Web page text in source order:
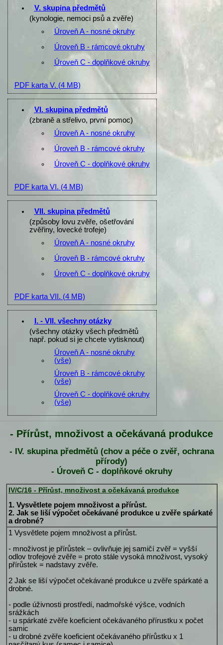
V. skupina předmětů
(kynologie, nemoci psů a zvěře)
Úroveň A - nosné okruhy
Úroveň B - rámcové okruhy
Úroveň C - doplňkové okruhy
PDF karta V. (4 MB)
VI. skupina předmětů
(zbraně a střelivo, první pomoc)
Úroveň A - nosné okruhy
Úroveň B - rámcové okruhy
Úroveň C - doplňkové okruhy
PDF karta VI. (4 MB)
VII. skupina předmětů
(způsoby lovu zvěře, ošetřování
zvěřiny, lovecké trofeje)
Úroveň A - nosné okruhy
Úroveň B - rámcové okruhy
Úroveň C - doplňkové okruhy
PDF karta VII. (4 MB)
I. - VII. všechny otázky
(všechny otázky všech předmětů
např. pokud si je chcete vytisknout)
Úroveň A - nosné okruhy
(vše)
Úroveň B - rámcové okruhy
(vše)
Úroveň C - doplňkové okruhy
(vše)
- Přírůst, množivost a očekávaná produkce
- IV. skupina předmětů (chov a péče o zvěř, ochrana
přírody)
- Úroveň C - doplňkové okruhy
IV/C/16 - Přírůst, množivost a očekávaná produkce
1. Vysvětlete pojem množivost a přírůst.
2. Jak se liší výpočet očekávané produkce u zvěře spárkaté
a drobné?
1 Vysvětlete pojem množivost a přírůst.
- množivost je přírůstek – ovlivňuje jej samičí zvěř = vyšší
odlov trofejové zvěře = proto stále vysoká množivost, vysoký
přírůstek = nadstavy zvěře.
2 Jak se liší výpočet očekávané produkce u zvěře spárkaté a
drobné.
- podle úživnosti prostředí, nadmořské výšce, vodních
srážkách
- u spárkaté zvěře koeficient očekávaného přírustku x počet
samic
- u drobné zvěře koeficient očekávaného přírůstku x 1